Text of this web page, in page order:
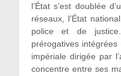
l’État s’est doublée
réseaux, l’État
police et de
prérogatives
impériale dirigée par
concentre entre ses